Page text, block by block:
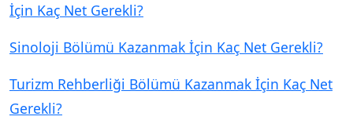
İçin Kaç Net Gerekli?
Sinoloji Bölümü Kazanmak İçin Kaç Net Gerekli?
Turizm Rehberliği Bölümü Kazanmak İçin Kaç Net
Gerekli?